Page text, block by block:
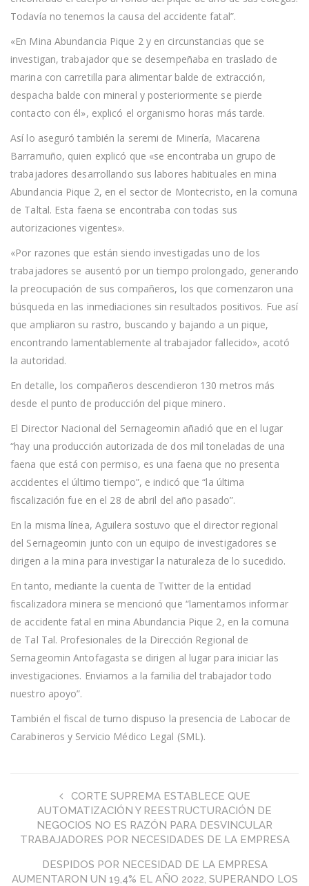
Todavía no tenemos la causa del accidente fatal”.
«En Mina Abundancia Pique 2 y en circunstancias que se
investigan, trabajador que se desempeñaba en traslado de
marina con carretilla para alimentar balde de extracción,
despacha balde con mineral y posteriormente se pierde
contacto con él», explicó el organismo horas más tarde.
Así lo aseguró también la seremi de Minería, Macarena
Barramuño, quien explicó que «se encontraba un grupo de
trabajadores desarrollando sus labores habituales en mina
Abundancia Pique 2, en el sector de Montecristo, en la comuna
de Taltal. Esta faena se encontraba con todas sus
autorizaciones vigentes».
«Por razones que están siendo investigadas uno de los
trabajadores se ausentó por un tiempo prolongado, generando
la preocupación de sus compañeros, los que comenzaron una
búsqueda en las inmediaciones sin resultados positivos. Fue así
que ampliaron su rastro, buscando y bajando a un pique,
encontrando lamentablemente al trabajador fallecido», acotó
la autoridad.
En detalle, los compañeros descendieron 130 metros más
desde el punto de producción del pique minero.
El Director Nacional del Sernageomin añadió que en el lugar
“hay una producción autorizada de dos mil toneladas de una
faena que está con permiso, es una faena que no presenta
accidentes el último tiempo”, e indicó que “la última
fiscalización fue en el 28 de abril del año pasado”.
En la misma línea, Aguilera sostuvo que el director regional
del Sernageomin junto con un equipo de investigadores se
dirigen a la mina para investigar la naturaleza de lo sucedido.
En tanto, mediante la cuenta de Twitter de la entidad
fiscalizadora minera se mencionó que “lamentamos informar
de accidente fatal en mina Abundancia Pique 2, en la comuna
de Tal Tal. Profesionales de la Dirección Regional de
Sernageomin Antofagasta se dirigen al lugar para iniciar las
investigaciones. Enviamos a la familia del trabajador todo
nuestro apoyo”.
También el fiscal de turno dispuso la presencia de Labocar de
Carabineros y Servicio Médico Legal (SML).
CORTE SUPREMA ESTABLECE QUE
AUTOMATIZACIÓN Y REESTRUCTURACIÓN DE
NEGOCIOS NO ES RAZÓN PARA DESVINCULAR
TRABAJADORES POR NECESIDADES DE LA EMPRESA
DESPIDOS POR NECESIDAD DE LA EMPRESA
AUMENTARON UN 19,4% EL AÑO 2022, SUPERANDO LOS